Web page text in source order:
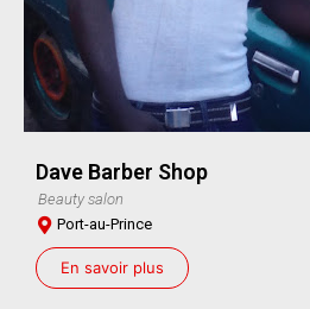
Dave Barber Shop
Beauty salon
Port-au-Prince
En savoir plus